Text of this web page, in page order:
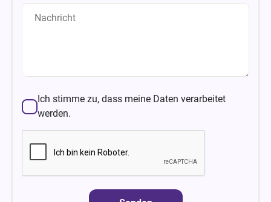
Ich stimme zu, dass meine Daten verarbeitet
werden.